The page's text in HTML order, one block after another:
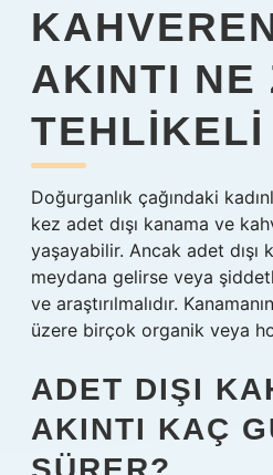
AKINTI NE
TEHLIKELI
Doğurganlık çağındaki
kez adet dışı kanama ve
yaşayabilir. Ancak adet dışı
meydana gelirse veya
ve araştırılmalıdır.
üzere birçok organik veya
ADET DIŞI
AKINTI KAÇ